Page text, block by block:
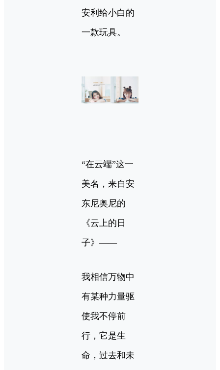
安利给小白的
一款玩具。
“在云端”这一
美名，来自安
东尼奥尼的
《云上的日
子》——
我相信万物中
有某种力量驱
使我不停前
行，它是生
命，过去和未